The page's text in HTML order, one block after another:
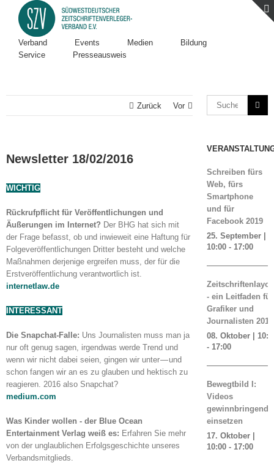
Verband Events Medien
Bildung
Service
Presseausweis
Zurück Vor
Newsletter 18/02/2016
WICHTIG
Rückrufpflicht für Veröffentlichungen und
Äußerungen im Internet? Der BHG hat sich mit
der Frage befasst, ob und inwieweit eine Haftung für
Folgeveröffentlichungen Dritter besteht und welche
Maßnahmen derjenige ergreifen muss, der für die
Erstveröffentlichung verantwortlich ist.
internetlaw.de
INTERESSANT
Die Snapchat-Falle: Uns Journalisten muss man ja
nur oft genug sagen, irgendwas werde Trend und
wenn wir nicht dabei seien, gingen wir unter — und
schon fangen wir an es zu glauben und hektisch zu
reagieren. 2016 also Snapchat?
medium.com
Was Kinder wollen - der Blue Ocean
Entertainment Verlag weiß es: Erfahren Sie mehr
von der unglaublichen Erfolgsgeschichte unseres
Verbandsmitglieds.
Schreiben fürs
Web, fürs
Smartphone
und für
Facebook 2019
25. September |
10:00- 17:00
- ein Leitfaden für
Grafiker und
Journalisten 2019
08. Oktober |
- 17:00
Bewegtbild I:
Videos
gewinnbringend
einsetzen
17. Oktober |
10:00- 17:00